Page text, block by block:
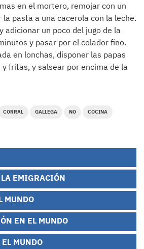
en el mortero, remojar con un
la pasta a una cacerola con la leche.
adicionar un poco del jugo de la
y pasar por el colador fino.
en lonchas, disponer las papas
fritas, y salsear por encima de la
CORRAL GALLEGA NO COCINA
EMIGRACIÓN
MUNDO
EN EL MUNDO
MUNDO